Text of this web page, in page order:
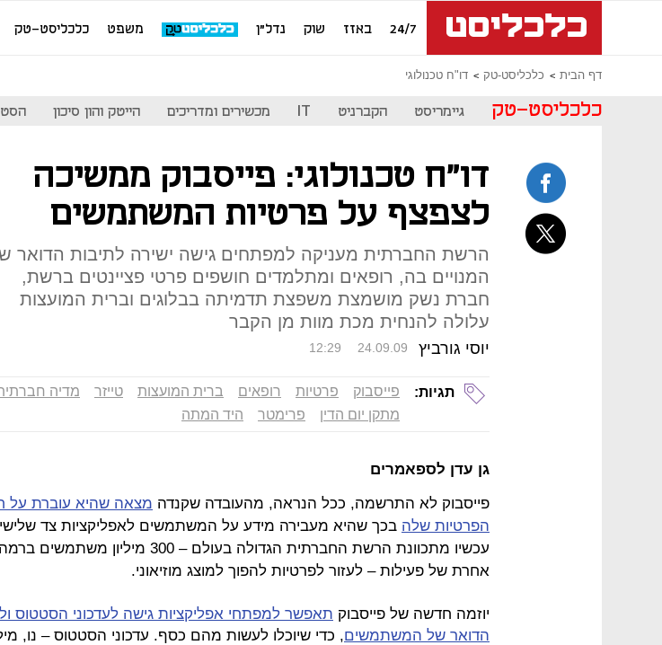
24/7 באזז שוק נדל"ן משפט כלכליסט-טק
דף הבית כלכליסט-טק דו"ח טכנולוגי
כלכליסט-טק גיימריסט הקברניט IT מכשירים ומדריכים הייטק והון סיכון
דו"ח טכנולוגי: פייסבוק ממשיכה
לצפצף על פרטיות המשתמשים
הרשת החברתית מעניקה למפתחים גישה ישירה לתיבות הדואר
המנויים בה, רופאים ומתלמדים חושפים פרטי פציינטים ברשת,
חברת נשק מושמצת משפצת תדמיתה בבלוגים וברית המועצות
עלולה להנחית מכת מוות מן הקבר
יוסי גורביץ 12:29 24.09.09
תגיות: פייסבוק פרטיות רופאים ברית המועצות טייזר
מדיה
מתקן יום הדין
פרימטר היד המתה
גן עדן לספאמרים
פייסבוק לא התרשמה, ככל הנראה, מהעובדה שקנדה מצאה שהיא עוברת על
הפרטיות שלה בכך שהיא מעבירה מידע על המשתמשים לאפליקציות צד
עכשיו מתכוונת הרשת החברתית הגדולה בעולם – 300 מיליון
אחרת של פעילות – לעזור לפרטיות להפוך למוצג מוזיאוני.
יוזמה חדשה של פייסבוק תאפשר למפתחי אפליקציות גישה לעדכוני הסטטוס
הדואר של המשתמשים, כדי שיוכלו לעשות מהם כסף. עדכוני הסטטוס – נו,